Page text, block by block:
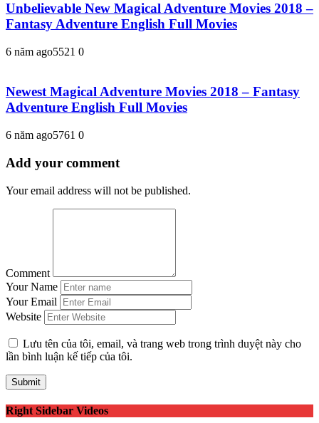
Unbelievable New Magical Adventure Movies 2018 –
Fantasy Adventure English Full Movies
6 năm ago5521 0
Newest Magical Adventure Movies 2018 – Fantasy
Adventure English Full Movies
6 năm ago5761 0
Add your comment
Your email address will not be published.
Comment
Your Name
Your Email
Website
Lưu tên của tôi, email, và trang web trong trình duyệt này cho
lần bình luận kế tiếp của tôi.
Right Sidebar Videos